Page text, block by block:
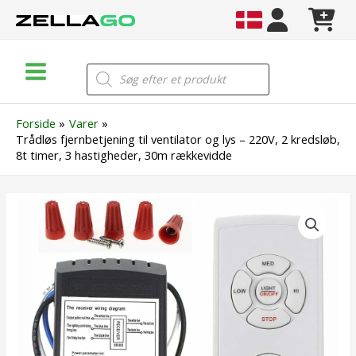
Menu
Products
search
Forside
Varer
Trådløs fjernbetjening til ventilator og lys – 220V, 2 kredsløb,
8t timer, 3 hastigheder, 30m rækkevidde
Trådløs
fjernbetjening
ventilator
220V,